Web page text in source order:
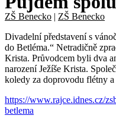
ZŠ Benecko | ZŠ Benecko
Divadelní představení s
do Betléma.“ Netradičně
Krista. Průvodcem byli dva
narození Ježíše Krista.
koledy za doprovodu flétny a
https://www.rajce.idnes.cz/
betlema